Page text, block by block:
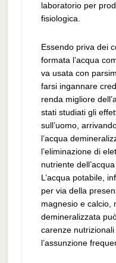
laboratorio per
fisiologica.
Essendo priva dei
formata l’acqua
va usata con
farsi ingannare
renda migliore
stati studiati gli
sull’uomo,
l’acqua
l’eliminazione di
nutriente
L’acqua potabile,
per via della
magnesio e calcio,
demineralizzata
carenze
l’assunzione